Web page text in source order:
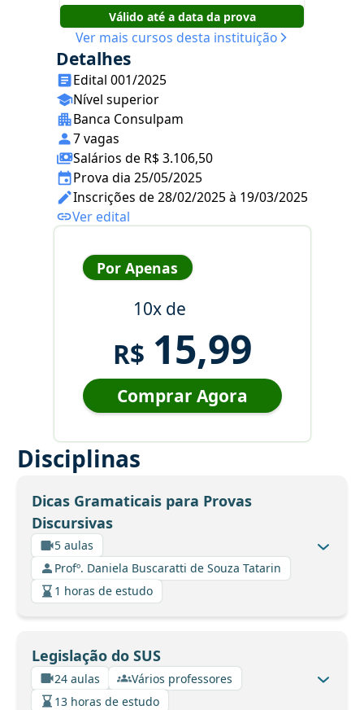
Válido até a data da prova
Ver mais cursos desta instituição
Detalhes
Edital 001/2025
Nível superior
Banca Consulpam
7 vagas
Salários de R$ 3.106,50
Prova dia 25/05/2025
Inscrições de 28/02/2025 à 19/03/2025
Ver edital
Por Apenas
10x de
R$ 15,99
Comprar Agora
Disciplinas
Dicas Gramaticais para Provas
Discursivas
5 aulas
Profº. Daniela Buscaratti de Souza Tatarin
1 horas de estudo
Legislação do SUS
24 aulas
Vários professores
13 horas de estudo